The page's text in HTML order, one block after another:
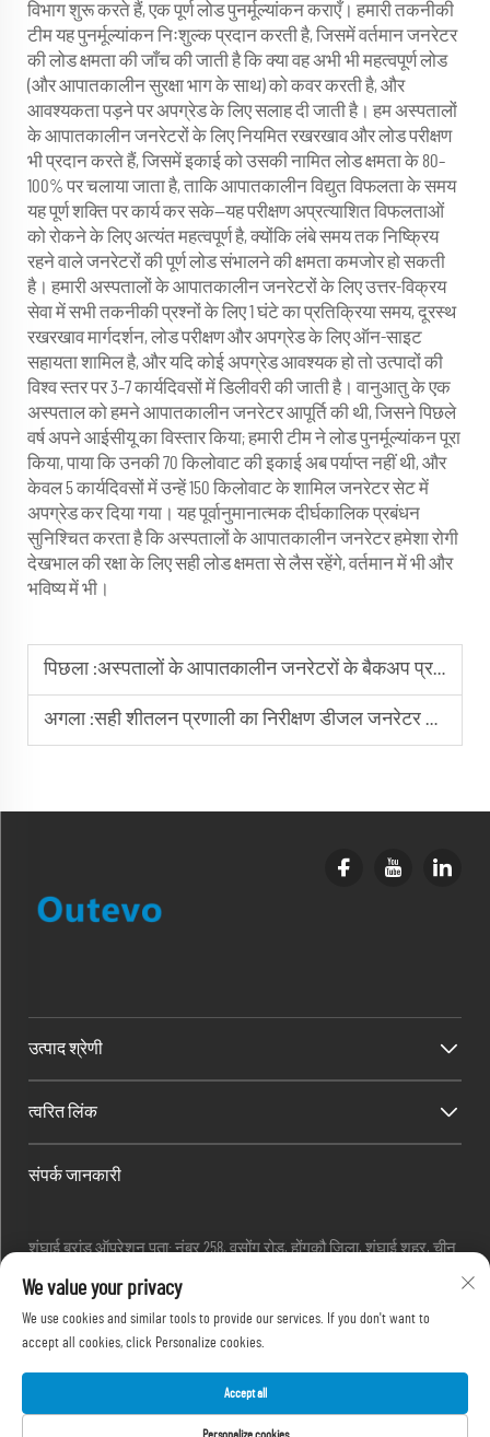
विभाग शुरू करते हैं, एक पूर्ण लोड पुनर्मूल्यांकन कराएँ। हमारी तकनीकी
टीम यह पुनर्मूल्यांकन निःशुल्क प्रदान करती है, जिसमें वर्तमान जनरेटर
की लोड क्षमता की जाँच की जाती है कि क्या वह अभी भी महत्वपूर्ण लोड
(और आपातकालीन सुरक्षा भाग के साथ) को कवर करती है, और
आवश्यकता पड़ने पर अपग्रेड के लिए सलाह दी जाती है। हम अस्पतालों
के आपातकालीन जनरेटरों के लिए नियमित रखरखाव और लोड परीक्षण
भी प्रदान करते हैं, जिसमें इकाई को उसकी नामित लोड क्षमता के 80–
100% पर चलाया जाता है, ताकि आपातकालीन विद्युत विफलता के समय
यह पूर्ण शक्ति पर कार्य कर सके—यह परीक्षण अप्रत्याशित विफलताओं
को रोकने के लिए अत्यंत महत्वपूर्ण है, क्योंकि लंबे समय तक निष्क्रिय
रहने वाले जनरेटरों की पूर्ण लोड संभालने की क्षमता कमजोर हो सकती
है। हमारी अस्पतालों के आपातकालीन जनरेटरों के लिए उत्तर-विक्रय
सेवा में सभी तकनीकी प्रश्नों के लिए 1 घंटे का प्रतिक्रिया समय, दूरस्थ
रखरखाव मार्गदर्शन, लोड परीक्षण और अपग्रेड के लिए ऑन-साइट
सहायता शामिल है, और यदि कोई अपग्रेड आवश्यक हो तो उत्पादों की
विश्व स्तर पर 3–7 कार्यदिवसों में डिलीवरी की जाती है। वानुआतु के एक
अस्पताल को हमने आपातकालीन जनरेटर आपूर्ति की थी, जिसने पिछले
वर्ष अपने आईसीयू का विस्तार किया; हमारी टीम ने लोड पुनर्मूल्यांकन पूरा
किया, पाया कि उनकी 70 किलोवाट की इकाई अब पर्याप्त नहीं थी, और
केवल 5 कार्यदिवसों में उन्हें 150 किलोवाट के शामिल जनरेटर सेट में
अपग्रेड कर दिया गया। यह पूर्वानुमानात्मक दीर्घकालिक प्रबंधन
सुनिश्चित करता है कि अस्पतालों के आपातकालीन जनरेटर हमेशा रोगी
देखभाल की रक्षा के लिए सही लोड क्षमता से लैस रहेंगे, वर्तमान में भी और
भविष्य में भी।
पिछला :अस्पतालों के आपातकालीन जनरेटरों के बैकअप प्रतिक्रिया समय का परीक्षण कैसे किया जाए?
अगला :सही शीतलन प्रणाली का निरीक्षण डीजल जनरेटर सेट्स के अत्यधिक तापन को रोकता है।
उत्पाद श्रेणी
त्वरित लिंक
संपर्क जानकारी
शंघाई ब्रांड ऑपरेशन पता: नंबर 258, वुसोंग रोड, होंगकौ जिला, शंघाई शहर, चीन
ईमेलः
[email protected]
टेलीफोनः
+86-13280035385
We value your privacy
We use cookies and similar tools to provide our services. If you don't want to
accept all cookies, click Personalize cookies.
Accept all